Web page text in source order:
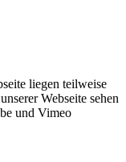
liegen teilweise
Webseite sehen
und Vimeo